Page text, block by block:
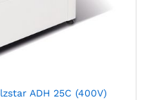
ADH 25C (400V)